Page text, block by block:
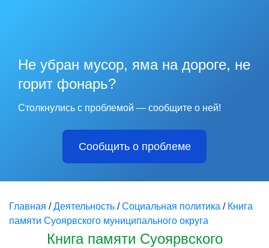
Не убран мусор, яма на дороге, не
горит фонарь?
Столкнулись с проблемой — сообщите о ней!
Сообщить о проблеме
Главная /Деятельность /Социальная политика / Книга
памяти Суоярвского муниципального округа
Книга памяти Суоярвского